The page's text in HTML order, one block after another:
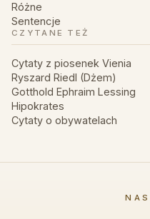
Różne
Sentencje
CZYTANE TEŻ
Cytaty z piosenek Vienia
Ryszard Riedl (Dżem)
Gotthold Ephraim Lessing
Hipokrates
Cytaty o obywatelach